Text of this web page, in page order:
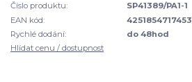
Číslo produktu:
SP41389/PA1-1
EAN kód:
4251854717453
Rychlé dodání:
do 48hod
Hlídat cenu / dostupnost